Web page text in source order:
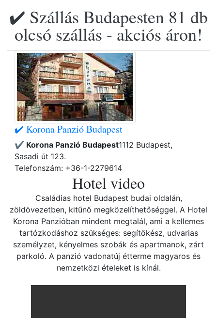
✔️ Szállás Budapesten 81 db
olcsó szállás - akciós áron!
✔️ Korona Panzió Budapest
✔️ Korona Panzió Budapest1112 Budapest,
Sasadi út 123.
Telefonszám: +36-1-2279614
Hotel video
Családias hotel Budapest budai oldalán,
zöldövezetben, kitűnő megközelíthetőséggel. A Hotel
Korona Panzióban mindent megtalál, ami a kellemes
tartózkodáshoz szükséges: segítőkész, udvarias
személyzet, kényelmes szobák és apartmanok, zárt
parkoló. A panzió vadonatúj étterme magyaros és
nemzetközi ételeket is kínál.